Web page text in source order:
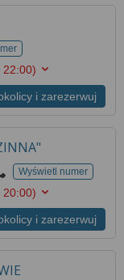
22:00)
i zarezerwuj
Wyświetl numer
20:00)
i zarezerwuj